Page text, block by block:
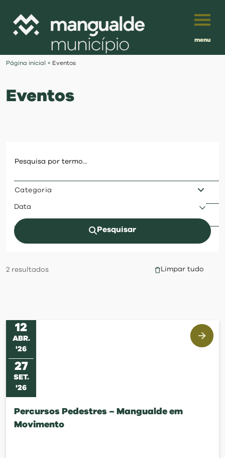
menu
investir
balcão digital
visit
Português
Página inicial < Eventos
Eventos
Categoria
Data
Pesquisar
2 resultados Limpar tudo
12
ABR.
'26
27
SET.
'26
Percursos Pedestres – Mangualde em
Movimento